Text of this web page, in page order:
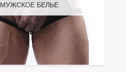
МУЖСКОЕ БЕЛЬЕ